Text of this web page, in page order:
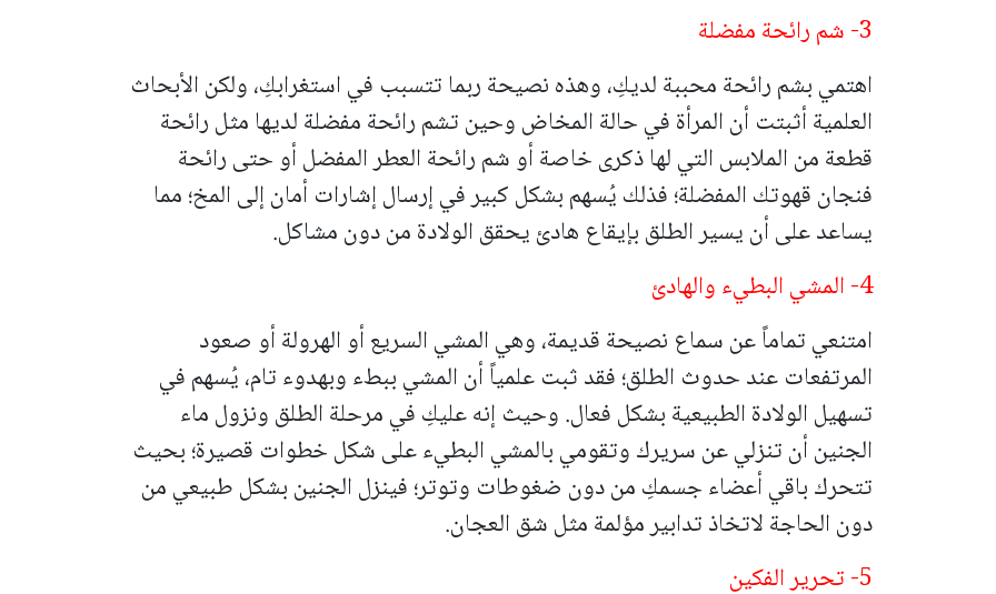
3- شم رائحة مفضلة
اهتمي بشم رائحة محببة لديكِ، وهذه نصيحة ربما تتسبب في استغرابكِ، ولكن الأبحاث
العلمية أثبتت أن المرأة في حالة المخاض وحين تشم رائحة مفضلة لديها مثل رائحة
قطعة من الملابس التي لها ذكرى خاصة أو شم رائحة العطر المفضل أو حتى رائحة
فنجان قهوتك المفضلة؛ فذلك يُسهم بشكل كبير في إرسال إشارات أمان إلى المخ؛ مما
يساعد على أن يسير الطلق بإيقاع هادئ يحقق الولادة من دون مشاكل.
4- المشي البطيء والهادئ
امتنعي تماماً عن سماع نصيحة قديمة، وهي المشي السريع أو الهرولة أو صعود
المرتفعات عند حدوث الطلق؛ فقد ثبت علمياً أن المشي ببطء وبهدوء تام، يُسهم في
تسهيل الولادة الطبيعية بشكل فعال. وحيث إنه عليكِ في مرحلة الطلق ونزول ماء
الجنين أن تنزلي عن سريرك وتقومي بالمشي البطيء على شكل خطوات قصيرة؛ بحيث
تتحرك باقي أعضاء جسمكِ من دون ضغوطات وتوتر؛ فينزل الجنين بشكل طبيعي من
دون الحاجة لاتخاذ تدابير مؤلمة مثل شق العجان.
5- تحرير الفكين